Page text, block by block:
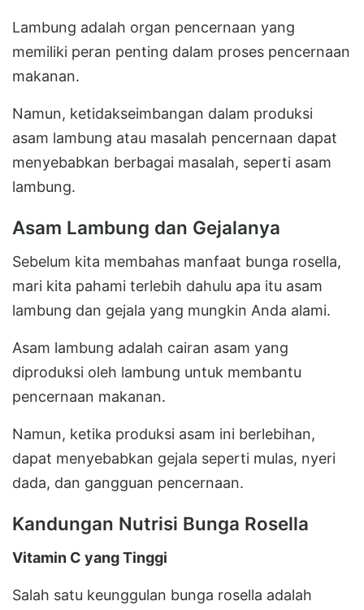
Lambung adalah organ pencernaan yang
memiliki peran penting dalam proses pencernaan
makanan.
Namun, ketidakseimbangan dalam produksi
asam lambung atau masalah pencernaan dapat
menyebabkan berbagai masalah, seperti asam
lambung.
Asam Lambung dan Gejalanya
Sebelum kita membahas manfaat bunga rosella,
mari kita pahami terlebih dahulu apa itu asam
lambung dan gejala yang mungkin Anda alami.
Asam lambung adalah cairan asam yang
diproduksi oleh lambung untuk membantu
pencernaan makanan.
Namun, ketika produksi asam ini berlebihan,
dapat menyebabkan gejala seperti mulas, nyeri
dada, dan gangguan pencernaan.
Kandungan Nutrisi Bunga Rosella
Vitamin C yang Tinggi
Salah satu keunggulan bunga rosella adalah